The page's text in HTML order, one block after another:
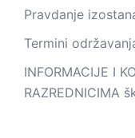
Pravdanje
Termini
INFORMACIJE I
RAZREDNICIMA